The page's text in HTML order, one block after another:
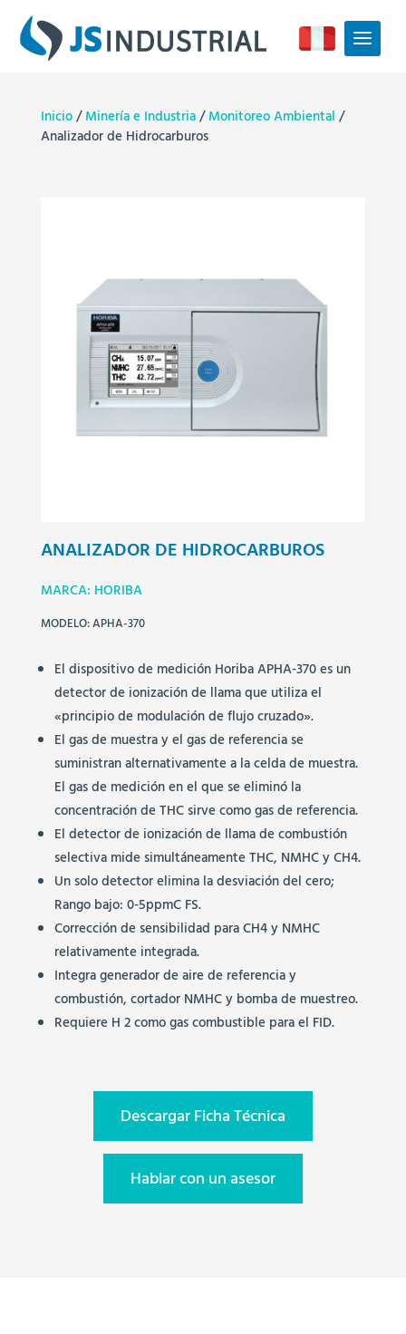
Inicio/Minería e Industria/Monitoreo Ambiental/
Analizador de Hidrocarburos
ANALIZADOR DE HIDROCARBUROS
MARCA: HORIBA
MODELO: APHA-370
El dispositivo de medición Horiba APHA-370 es un
detector de ionización de llama que utiliza el
«principio de modulación de flujo cruzado».
El gas de muestra y el gas de referencia se
suministran alternativamente a la celda de muestra.
El gas de medición en el que se eliminó la
concentración de THC sirve como gas de referencia.
El detector de ionización de llama de combustión
selectiva mide simultáneamente THC, NMHC y CH4.
Un solo detector elimina la desviación del cero;
Rango bajo: 0-5ppmC FS.
Corrección de sensibilidad para CH4 y NMHC
relativamente integrada.
Integra generador de aire de referencia y
combustión, cortador NMHC y bomba de muestreo.
Requiere H 2 como gas combustible para el FID.
Descargar Ficha Técnica
Hablar con un asesor